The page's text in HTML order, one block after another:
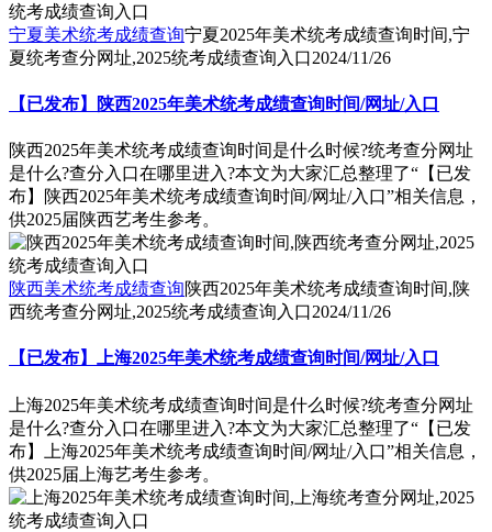
宁夏美术统考成绩查询宁夏2025年美术统考成绩查询时间,宁
夏统考查分网址,2025统考成绩查询入口2024/11/26
【已发布】陕西2025年美术统考成绩查询时间/网址/入口
陕西2025年美术统考成绩查询时间是什么时候?统考查分网址
是什么?查分入口在哪里进入?本文为大家汇总整理了“【已发
布】陕西2025年美术统考成绩查询时间/网址/入口”相关信息，
供2025届陕西艺考生参考。
陕西美术统考成绩查询陕西2025年美术统考成绩查询时间,陕
西统考查分网址,2025统考成绩查询入口2024/11/26
【已发布】上海2025年美术统考成绩查询时间/网址/入口
上海2025年美术统考成绩查询时间是什么时候?统考查分网址
是什么?查分入口在哪里进入?本文为大家汇总整理了“【已发
布】上海2025年美术统考成绩查询时间/网址/入口”相关信息，
供2025届上海艺考生参考。